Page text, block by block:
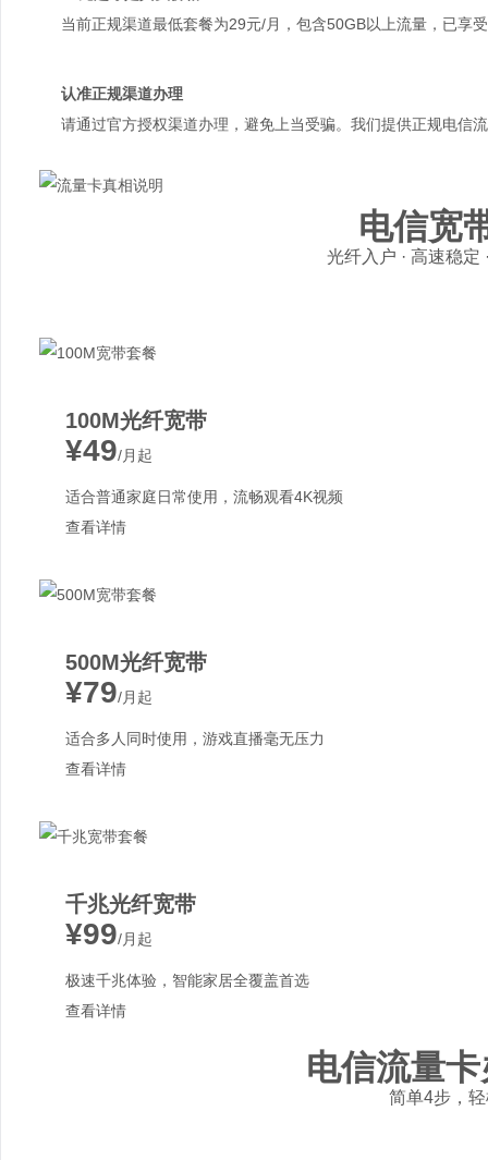
当前正规渠道最低套餐为29元/月，包含50GB以上流量，已享
认准正规渠道办理
请通过官方授权渠道办理，避免上当受骗。我们提供正规电信
电信宽
光纤入户 · 高速稳定
100M光纤宽带
¥49/月起
适合普通家庭日常使用，流畅观看4K视频
查看详情
500M光纤宽带
¥79/月起
适合多人同时使用，游戏直播毫无压力
查看详情
千兆光纤宽带
¥99/月起
极速千兆体验，智能家居全覆盖首选
查看详情
电信流量
简单4步，